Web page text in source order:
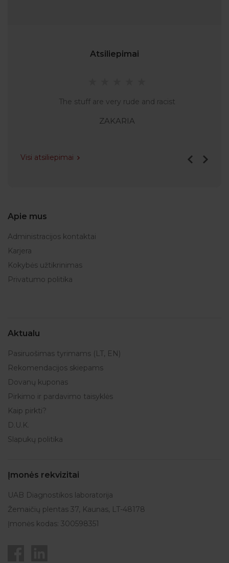
Atsiliepimai
The stuff are very rude and racist
ZAKARIA
Visi atsiliepimai
Apie mus
Administracijos kontaktai
Karjera
Kokybės užtikrinimas
Privatumo politika
Aktualu
Pasiruošimas tyrimams (LT, EN)
Rekomendacijos skiepams
Dovanų kuponas
Pirkimo ir pardavimo taisyklės
Kaip pirkti?
D.U.K.
Slapukų politika
Įmonės rekvizitai
UAB Diagnostikos laboratorija
Žemaičių plentas 37, Kaunas, LT-48178
Įmonės kodas: 300598351